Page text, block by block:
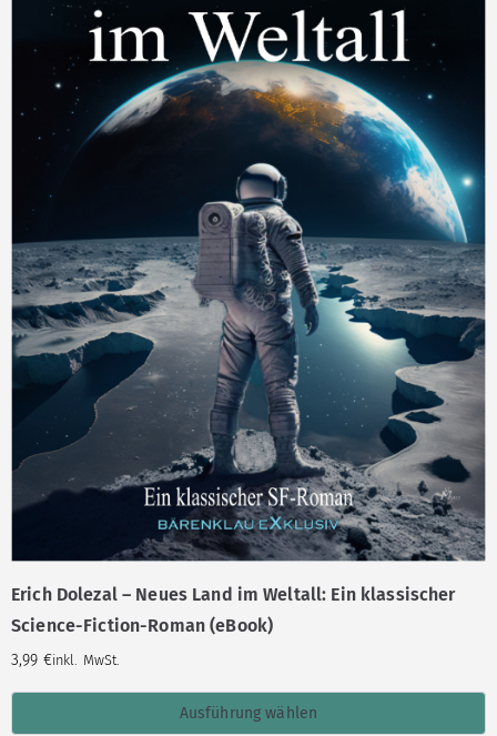
Erich Dolezal – Neues Land im Weltall: Ein klassischer
Science-Fiction-Roman (eBook)
3,99 €inkl. MwSt.
Ausführung wählen